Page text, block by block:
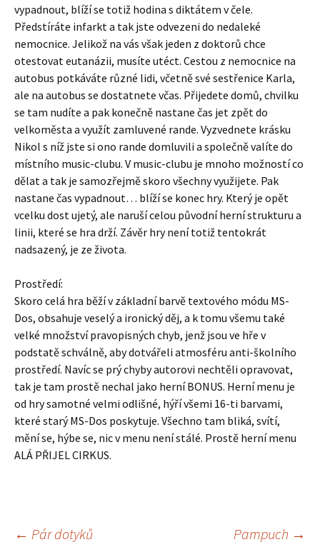
vypadnout, blíží se totiž hodina s diktátem v čele.
Předstíráte infarkt a tak jste odvezeni do nedaleké
nemocnice. Jelikož na vás však jeden z doktorů chce
otestovat eutanázii, musíte utéct. Cestou z nemocnice na
autobus potkáváte různé lidi, včetně své sestřenice Karla,
ale na autobus se dostatnete včas. Přijedete domů, chvilku
se tam nudíte a pak konečně nastane čas jet zpět do
velkoměsta a využít zamluvené rande. Vyzvednete krásku
Nikol s níž jste si ono rande domluvili a společně valíte do
místního music-clubu. V music-clubu je mnoho možností co
dělat a tak je samozřejmě skoro všechny využijete. Pak
nastane čas vypadnout… blíží se konec hry. Který je opět
vcelku dost ujetý, ale naruší celou původní herní strukturu a
linii, které se hra drží. Závěr hry není totiž tentokrát
nadsazený, je ze života.
Prostředí:
Skoro celá hra běží v základní barvě textového módu MS-
Dos, obsahuje veselý a ironický děj, a k tomu všemu také
velké množství pravopisných chyb, jenž jsou ve hře v
podstatě schválně, aby dotvářeli atmosféru anti-školního
prostředí. Navíc se prý chyby autorovi nechtěli opravovat,
tak je tam prostě nechal jako herní BONUS. Herní menu je
od hry samotné velmi odlišné, hýří všemi 16-ti barvami,
které starý MS-Dos poskytuje. Všechno tam bliká, svítí,
mění se, hýbe se, nic v menu není stálé. Prostě herní menu
ALÁ PŘIJEL CIRKUS.
← Pár dotyků Pampuch →